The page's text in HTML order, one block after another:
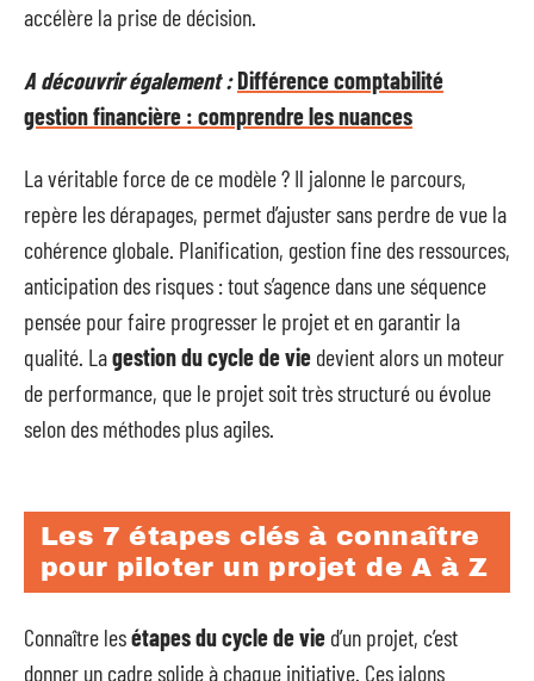
accélère la prise de décision.
A découvrir également :Différence comptabilité
gestion financière : comprendre les nuances
La véritable force de ce modèle ? Il jalonne le parcours,
repère les dérapages, permet d’ajuster sans perdre de vue la
cohérence globale. Planification, gestion fine des ressources,
anticipation des risques : tout s’agence dans une séquence
pensée pour faire progresser le projet et en garantir la
qualité. Lagestion du cycle de vie devient alors un moteur
de performance, que le projet soit très structuré ou évolue
selon des méthodes plus agiles.
Les 7 étapes clés à connaître
pour piloter un projet de A à Z
Connaître lesétapes du cycle de vie d’un projet, c’est
donner un cadre solide à chaque initiative. Ces jalons